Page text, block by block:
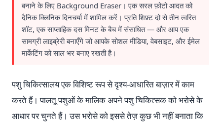
बनाने के लिए Background Eraser। एक सरल फ़ोटो आदत को
दैनिक क्लिनिक दिनचर्या में शामिल करें। प्रति शिफ़्ट दो से तीन त्वरित
शॉट, एक साप्ताहिक दस मिनट के बैच में संसाधित — और आप एक
सामग्री लाइब्रेरी बनाएँगे जो आपके सोशल मीडिया, वेबसाइट, और ईमेल
मार्केटिंग को साल भर बनाए रखती है।
पशु चिकित्सालय एक विशिष्ट रूप से दृश्य-आधारित बाज़ार में काम
करते हैं। पालतू पशुओं के मालिक अपने पशु चिकित्सक को भरोसे के
आधार पर चुनते हैं। उस भरोसे को इससे तेज़ कुछ भी नहीं बनाता कि